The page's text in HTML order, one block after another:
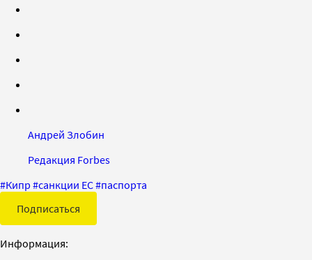
Андрей Злобин
Редакция Forbes
#Кипр #санкции ЕС#паспорта
Подписаться
Информация: